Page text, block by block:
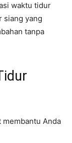
waktu tidur
siang yang
tanpa
membantu Anda